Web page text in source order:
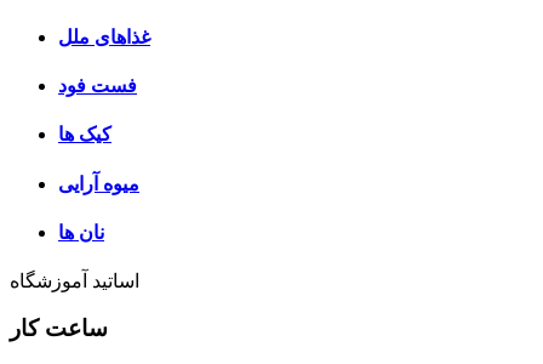
غذاهای ملل
فست فود
کیک ها
میوه آرایی
نان ها
اساتید آموزشگاه
ساعت کار